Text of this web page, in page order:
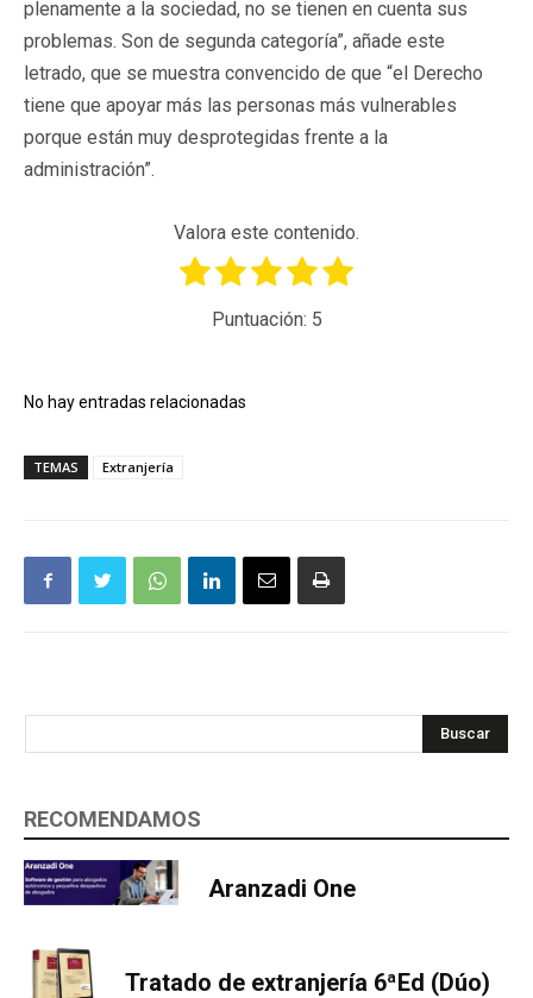
plenamente a la sociedad, no se tienen en cuenta sus
problemas. Son de segunda categoría”, añade este
letrado, que se muestra convencido de que “el Derecho
tiene que apoyar más las personas más vulnerables
porque están muy desprotegidas frente a la
administración”.
Valora este contenido.
Puntuación: 5
No hay entradas relacionadas
TEMAS Extranjería
Buscar
RECOMENDAMOS
Aranzadi One
Tratado de extranjería 6ªEd (Dúo)